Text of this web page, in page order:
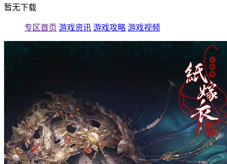
暂无下载
专区首页 游戏资讯 游戏攻略 游戏视频